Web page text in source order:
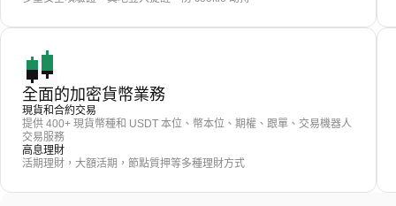
全面的加密貨幣業務
現貨和合約交易
提供 400+ 現貨幣種和 USDT 本位、幣本位、期權、跟單、交易機器人
交易服務
高息理財
活期理財，大額活期，節點質押等多種理財方式